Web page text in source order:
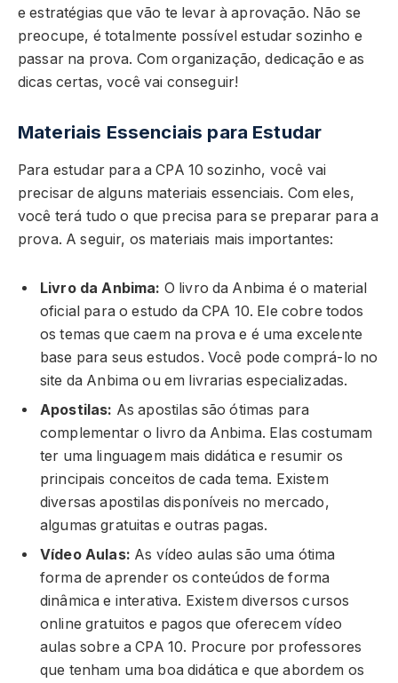
e estratégias que vão te levar à aprovação. Não se
preocupe, é totalmente possível estudar sozinho e
passar na prova. Com organização, dedicação e as
dicas certas, você vai conseguir!
Materiais Essenciais para Estudar
Para estudar para a CPA 10 sozinho, você vai
precisar de alguns materiais essenciais. Com eles,
você terá tudo o que precisa para se preparar para a
prova. A seguir, os materiais mais importantes:
Livro da Anbima: O livro da Anbima é o material
oficial para o estudo da CPA 10. Ele cobre todos
os temas que caem na prova e é uma excelente
base para seus estudos. Você pode comprá-lo no
site da Anbima ou em livrarias especializadas.
Apostilas: As apostilas são ótimas para
complementar o livro da Anbima. Elas costumam
ter uma linguagem mais didática e resumir os
principais conceitos de cada tema. Existem
diversas apostilas disponíveis no mercado,
algumas gratuitas e outras pagas.
Vídeo Aulas: As vídeo aulas são uma ótima
forma de aprender os conteúdos de forma
dinâmica e interativa. Existem diversos cursos
online gratuitos e pagos que oferecem vídeo
aulas sobre a CPA 10. Procure por professores
que tenham uma boa didática e que abordem os